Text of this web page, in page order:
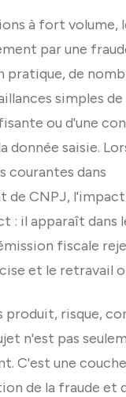
à fort volume,
par une
pratique, de
simples de
ou d'une
donnée saisie.
courantes dans
de CNPJ, l'impact
: il apparaît dans
fiscale
et le retravail
produit, risque,
n'est pas
C'est une
de la fraude et